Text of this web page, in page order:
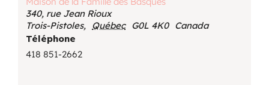
340, rue Jean Rioux
Trois-Pistoles, Québec G0L 4K0 Canada
Téléphone
418 851-2662